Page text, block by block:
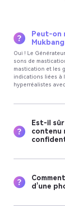
Peut-on
Mukbang
Oui ! Le
sons de
mastication et les
indications liées à
hyperréalistes
Est-il
contenu
d’une